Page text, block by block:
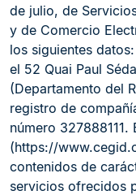
de julio, de
y de Comercio
los siguientes
el 52 Quai Paul
(Departamento del
registro de
número 327888111.
(https://
contenidos de
servicios ofrecidos